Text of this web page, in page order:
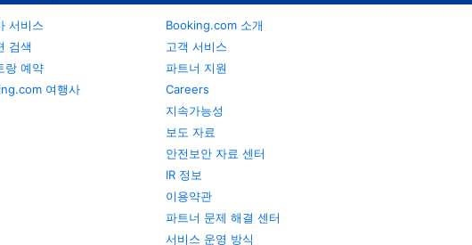
서비스
검색
랑 예약
여행사
Booking.com 소개
고객 서비스
파트너 지원
Careers
지속가능성
보도 자료
안전보안 자료 센터
IR 정보
이용약관
파트너 문제 해결 센터
서비스 운영 방식